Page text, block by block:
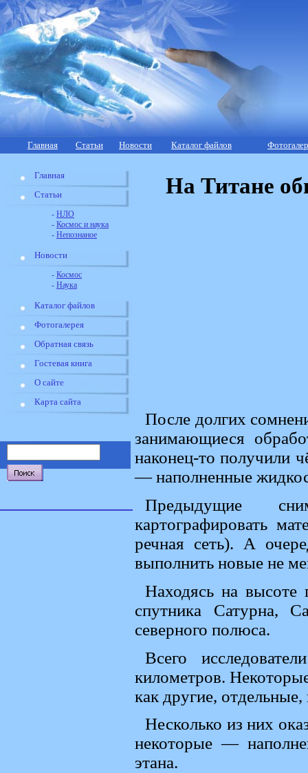
Главная Статьи Новости Каталог файлов
Главная
Статьи
- НЛО
- Космос и наука
- Непознаное
Новости
- Космос
- Наука
Каталог файлов
Фотогалерея
Обратная связь
Гостевая книга
О сайте
Карта сайта
На Титане
После долгих
занимающиеся
наконец-то получили
— наполненные
Предыдущие
картографировать
речная сеть). А
выполнить новые не
Находясь на высоте
спутника Сатурна,
северного полюса.
Всего
километров.
как другие,
Несколько из них
некоторые —
этана.